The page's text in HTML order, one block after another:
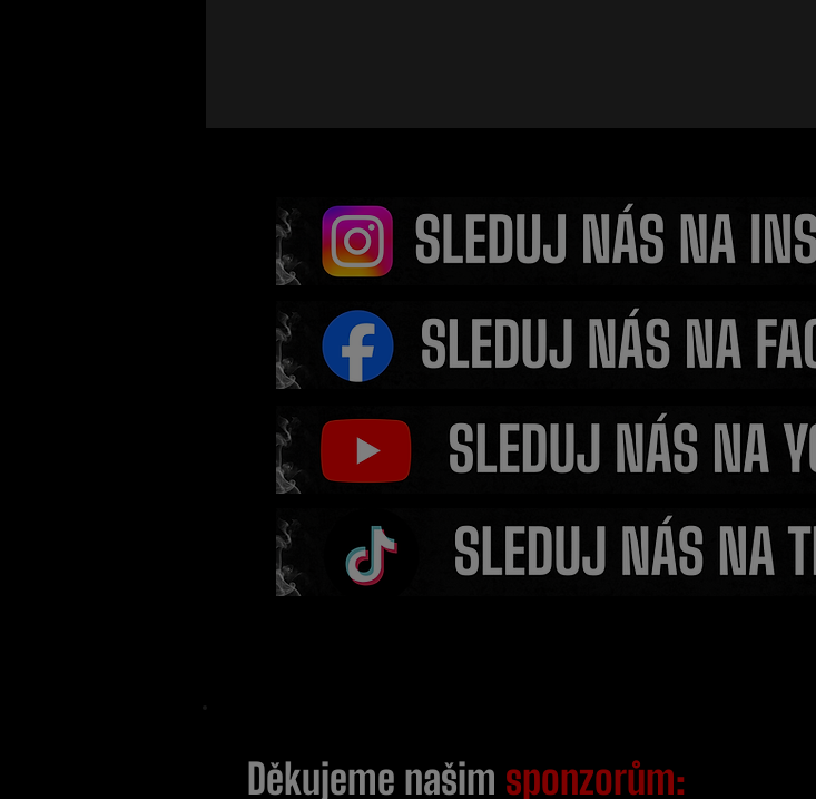
Fleury překvapil fanoušky. Po
ztrátě titulu trénuje s Vémolou a
věří v jeho vítězství
knuckle
Děkujeme našim sponzorům: